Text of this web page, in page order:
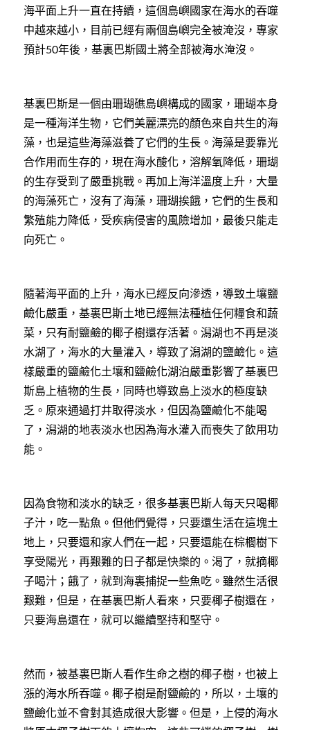
海平面上升一直在持續，這個島嶼國家在海水的吞噬
中越來越小，目前已經有兩個島嶼完全被淹沒，專家
預計50年後，基裏巴斯國土將全部被海水淹沒。
基裏巴斯是一個由珊瑚礁島嶼構成的國家，珊瑚本身
是一種海洋生物，它們美麗漂亮的顏色來自共生的海
藻，也是這些海藻滋養了它們的生長。海藻是要靠光
合作用而生存的，現在海水酸化，溶解氧降低，珊瑚
的生存受到了嚴重挑戰。再加上海洋溫度上升，大量
的海藻死亡，沒有了海藻，珊瑚挨餓，它們的生長和
繁殖能力降低，受疾病侵害的風險增加，最後只能走
向死亡。
隨著海平面的上升，海水已經反向滲透，導致土壤鹽
鹼化嚴重，基裏巴斯土地已經無法種植任何糧食和蔬
菜，只有耐鹽鹼的椰子樹還存活著。潟湖也不再是淡
水湖了，海水的大量灌入，導致了潟湖的鹽鹼化。這
樣嚴重的鹽鹼化土壤和鹽鹼化湖泊嚴重影響了基裏巴
斯島上植物的生長，同時也導致島上淡水的極度缺
乏。原來通過打井取得淡水，但因為鹽鹼化不能喝
了，潟湖的地表淡水也因為海水灌入而喪失了飲用功
能。
因為食物和淡水的缺乏，很多基裏巴斯人每天只喝椰
子汁，吃一點魚。但他們覺得，只要還生活在這塊土
地上，只要還和家人們在一起，只要還能在棕櫚樹下
享受陽光，再艱難的日子都是快樂的。渴了，就摘椰
子喝汁；餓了，就到海裏捕捉一些魚吃。雖然生活很
艱難，但是，在基裏巴斯人看來，只要椰子樹還在，
只要海島還在，就可以繼續堅持和堅守。
然而，被基裏巴斯人看作生命之樹的椰子樹，也被上
漲的海水所吞噬。椰子樹是耐鹽鹼的，所以，土壤的
鹽鹼化並不會對其造成很大影響。但是，上侵的海水